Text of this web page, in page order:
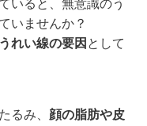
いると、無意識のう
いませんか？
れい線の要因 として
るみ、 顔の脂肪や皮